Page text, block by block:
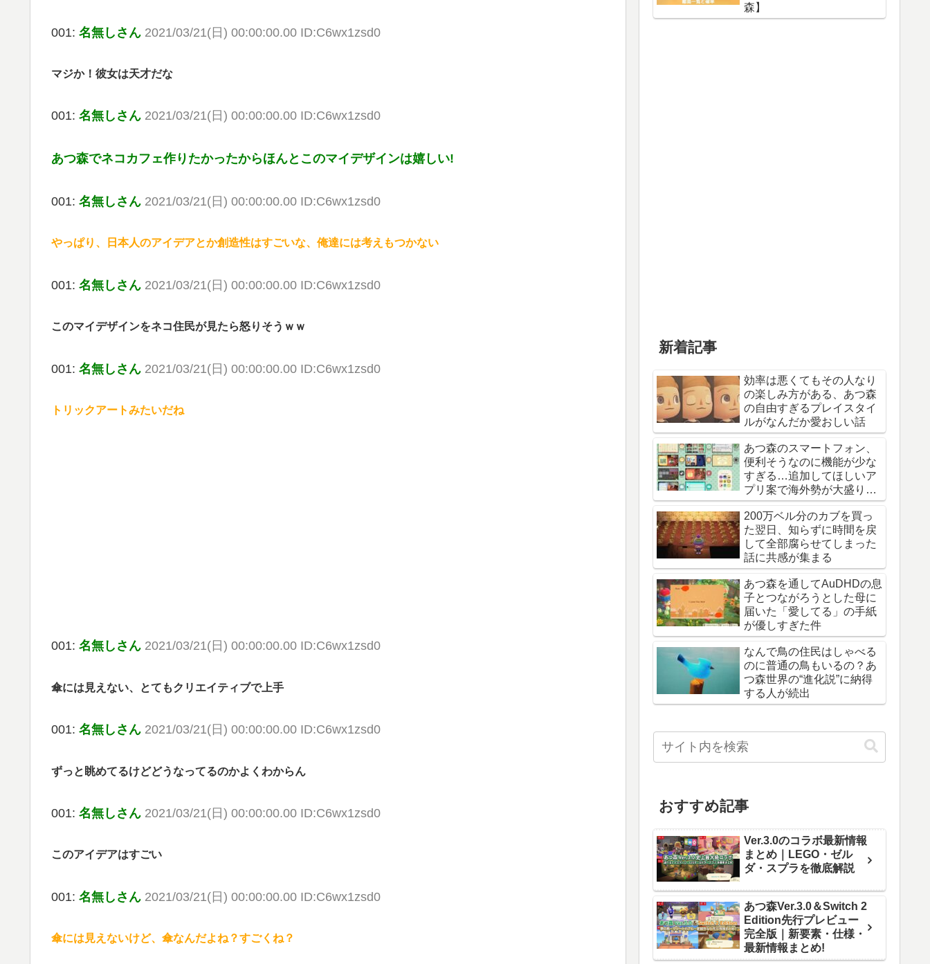
001: 名無しさん 2021/03/21(日) 00:00:00.00 ID:C6wx1zsd0
マジか！彼女は天才だな
001: 名無しさん 2021/03/21(日) 00:00:00.00 ID:C6wx1zsd0
あつ森でネコカフェ作りたかったからほんとこのマイデザインは嬉しい!
001: 名無しさん 2021/03/21(日) 00:00:00.00 ID:C6wx1zsd0
やっぱり、日本人のアイデアとか創造性はすごいな、俺達には考えもつかない
001: 名無しさん 2021/03/21(日) 00:00:00.00 ID:C6wx1zsd0
このマイデザインをネコ住民が見たら怒りそうｗｗ
001: 名無しさん 2021/03/21(日) 00:00:00.00 ID:C6wx1zsd0
トリックアートみたいだね
001: 名無しさん 2021/03/21(日) 00:00:00.00 ID:C6wx1zsd0
傘には見えない、とてもクリエイティブで上手
001: 名無しさん 2021/03/21(日) 00:00:00.00 ID:C6wx1zsd0
ずっと眺めてるけどどうなってるのかよくわからん
001: 名無しさん 2021/03/21(日) 00:00:00.00 ID:C6wx1zsd0
このアイデアはすごい
001: 名無しさん 2021/03/21(日) 00:00:00.00 ID:C6wx1zsd0
傘には見えないけど、傘なんだよね？すごくね？
森】
新着記事
効率は悪くてもその人なり
の楽しみ方がある、あつ森
の自由すぎるプレイスタイ
ルがなんだか愛おしい話
あつ森のスマートフォン、
便利そうなのに機能が少な
すぎる…追加してほしいア
プリ案で海外勢が大盛り上
がり
200万ベル分のカブを買っ
た翌日、知らずに時間を戻
して全部腐らせてしまった
話に共感が集まる
あつ森を通してAuDHDの息
子とつながろうとした母に
届いた「愛してる」の手紙
が優しすぎた件
なんで鳥の住民はしゃべる
のに普通の鳥もいるの？あ
つ森世界の“進化説”に納得
する人が続出
おすすめ記事
Ver.3.0のコラボ最新情報
まとめ｜LEGO・ゼル
ダ・スプラを徹底解説
あつ森Ver.3.0＆Switch 2
Edition先行プレビュー
完全版｜新要素・仕様・
最新情報まとめ!